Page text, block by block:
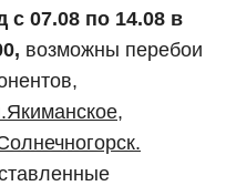
с 07.08 по 14.08 в
возможны перебои